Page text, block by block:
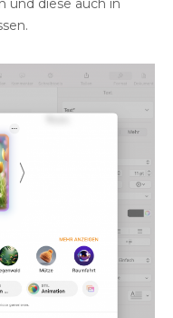
und diese auch in